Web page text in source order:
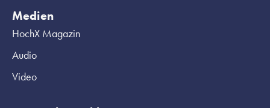
Medien
HochX Magazin
Audio
Video